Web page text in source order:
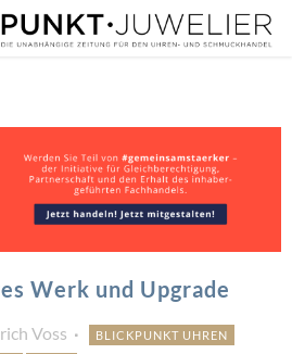
Werk und Upgrade
Voss
BLICKPUNKT UHREN